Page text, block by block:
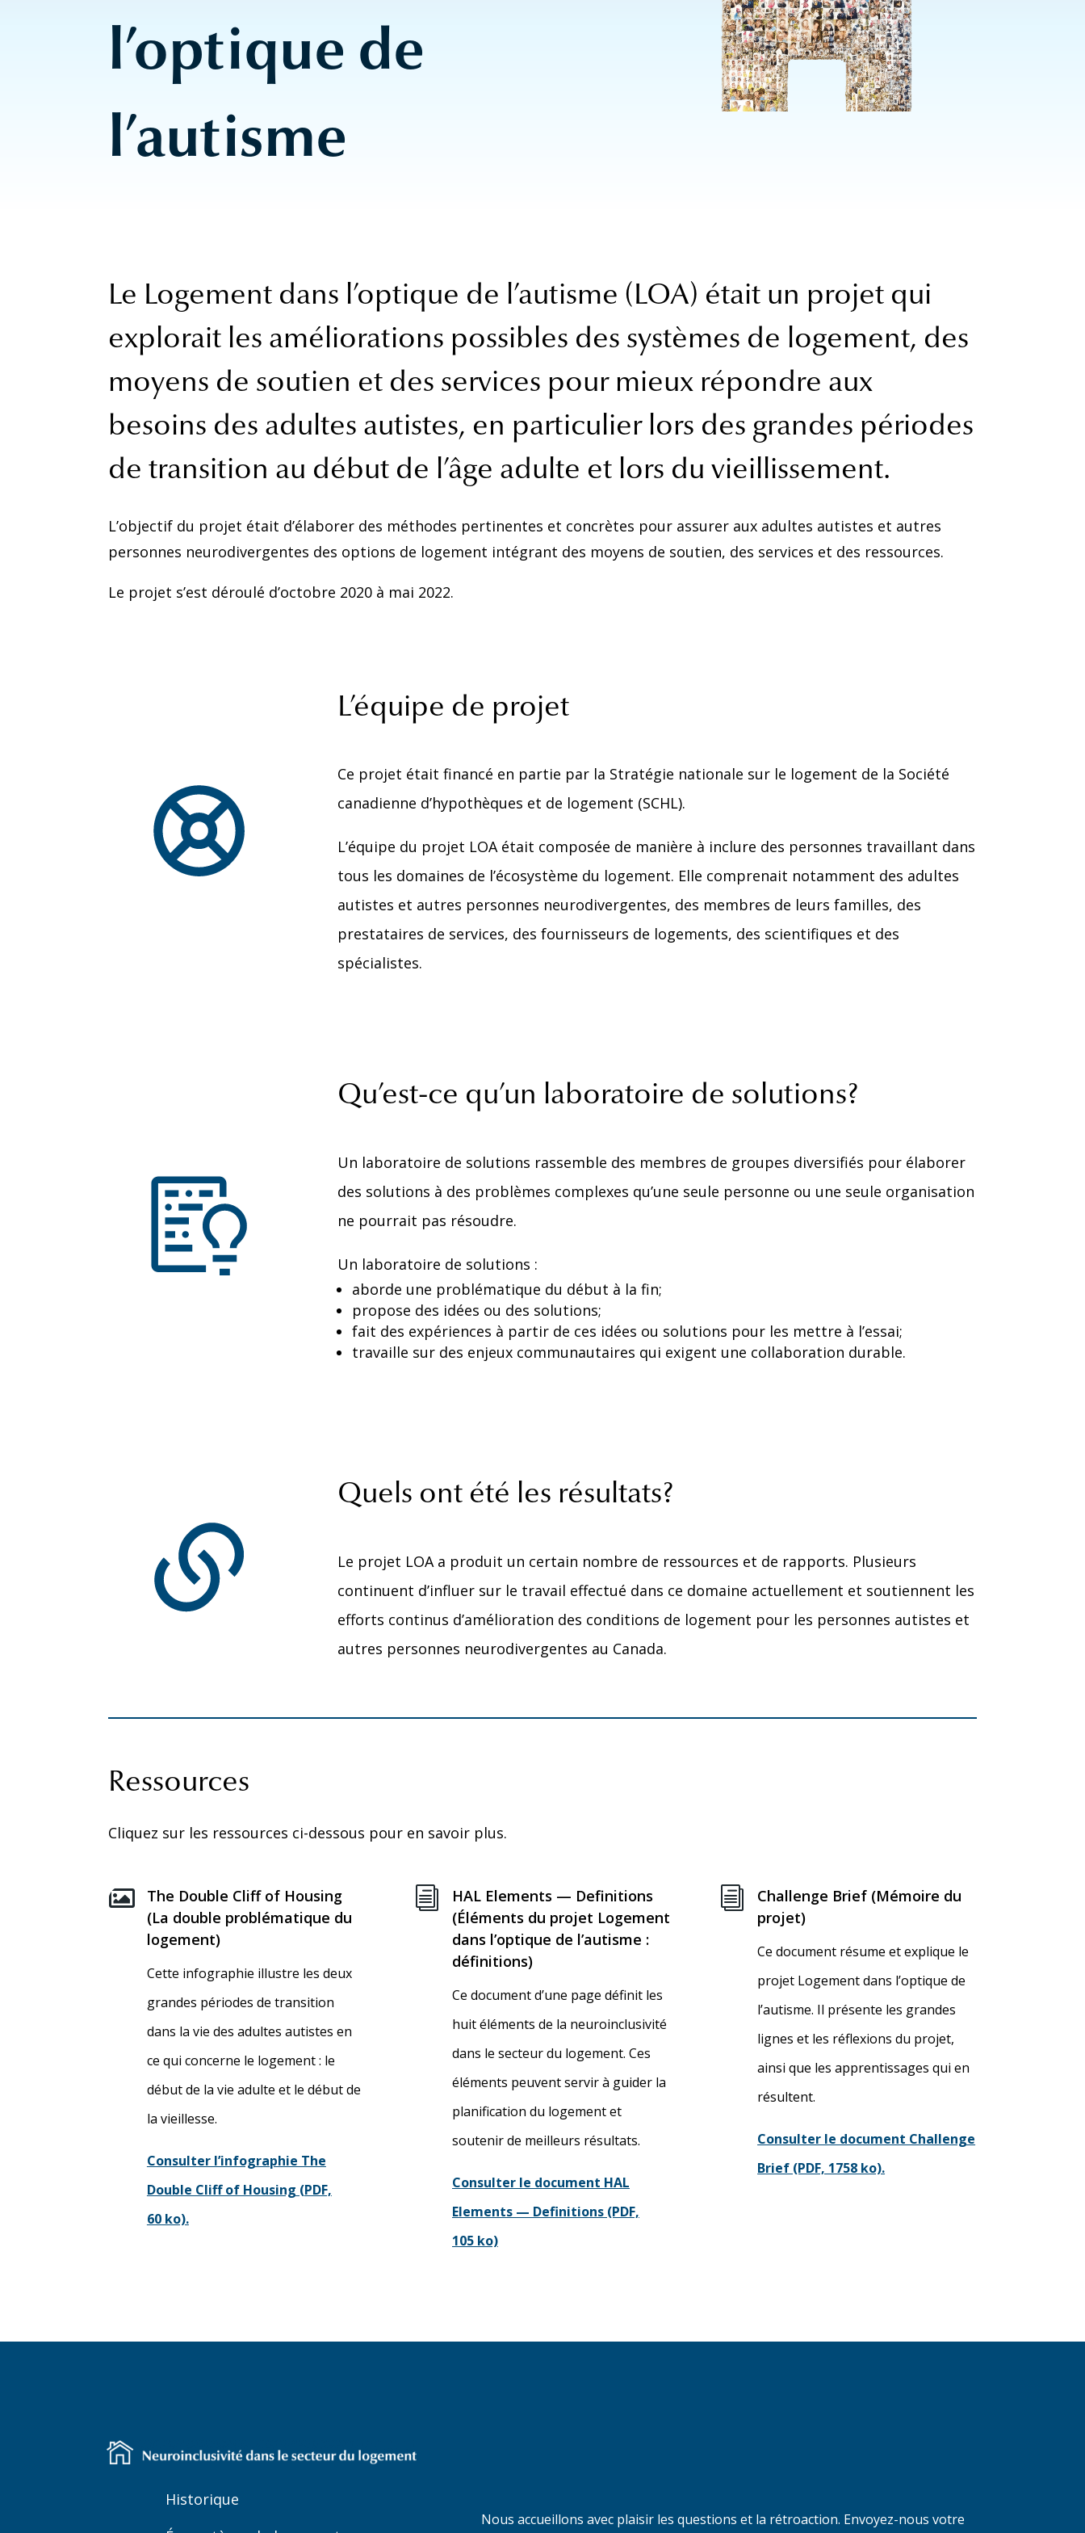
l’optique de
l’autisme
Le Logement dans l’optique de l’autisme (LOA) était un projet qui
explorait les améliorations possibles des systèmes de logement, des
moyens de soutien et des services pour mieux répondre aux
besoins des adultes autistes, en particulier lors des grandes périodes
de transition au début de l’âge adulte et lors du vieillissement.
L’objectif du projet était d’élaborer des méthodes pertinentes et concrètes pour assurer aux adultes autistes et autres
personnes neurodivergentes des options de logement intégrant des moyens de soutien, des services et des ressources.
Le projet s’est déroulé d’octobre 2020 à mai 2022.
L’équipe de projet
Ce projet était financé en partie par la Stratégie nationale sur le logement de la Société
canadienne d’hypothèques et de logement (SCHL).
L’équipe du projet LOA était composée de manière à inclure des personnes travaillant dans
tous les domaines de l’écosystème du logement. Elle comprenait notamment des adultes
autistes et autres personnes neurodivergentes, des membres de leurs familles, des
prestataires de services, des fournisseurs de logements, des scientifiques et des
spécialistes.
Qu’est-ce qu’un laboratoire de solutions?
Un laboratoire de solutions rassemble des membres de groupes diversifiés pour élaborer
des solutions à des problèmes complexes qu’une seule personne ou une seule organisation
ne pourrait pas résoudre.
Un laboratoire de solutions :
aborde une problématique du début à la fin;
propose des idées ou des solutions;
fait des expériences à partir de ces idées ou solutions pour les mettre à l’essai;
travaille sur des enjeux communautaires qui exigent une collaboration durable.
Quels ont été les résultats?
Le projet LOA a produit un certain nombre de ressources et de rapports. Plusieurs
continuent d’influer sur le travail effectué dans ce domaine actuellement et soutiennent les
efforts continus d’amélioration des conditions de logement pour les personnes autistes et
autres personnes neurodivergentes au Canada.
Ressources
Cliquez sur les ressources ci-dessous pour en savoir plus.

The Double Cliff of Housing
(La double problématique du
logement)
Cette infographie illustre les deux
grandes périodes de transition
dans la vie des adultes autistes en
ce qui concerne le logement : le
début de la vie adulte et le début de
la vieillesse.
Consulter l’infographie The
Double Cliff of Housing (PDF,
60 ko).
i
HAL Elements — Definitions
(Éléments du projet Logement
dans l’optique de l’autisme :
définitions)
Ce document d’une page définit les
huit éléments de la neuroinclusivité
dans le secteur du logement. Ces
éléments peuvent servir à guider la
planification du logement et
soutenir de meilleurs résultats.
Consulter le document HAL
Elements — Definitions (PDF,
105 ko)
i
Challenge Brief (Mémoire du
projet)
Ce document résume et explique le
projet Logement dans l’optique de
l’autisme. Il présente les grandes
lignes et les réflexions du projet,
ainsi que les apprentissages qui en
résultent.
Consulter le document Challenge
Brief (PDF, 1758 ko).
Historique
Nous accueillons avec plaisir les questions et la rétroaction. Envoyez-nous votre